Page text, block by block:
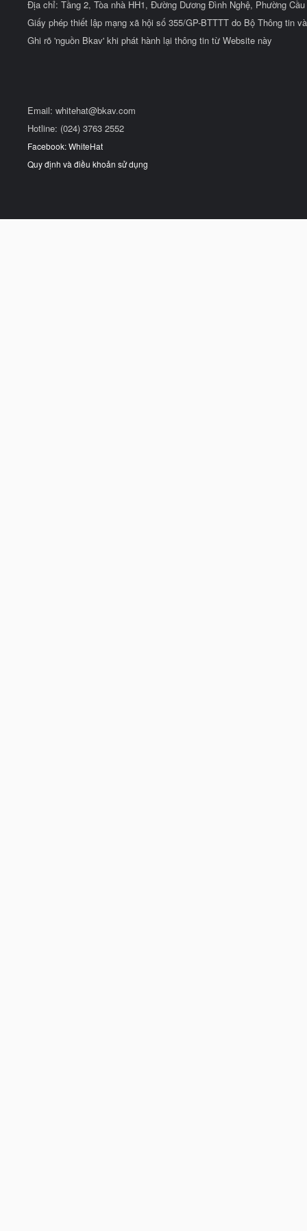
Địa chỉ: Tầng 2, Tòa nhà HH1, Đường Dương Đình Nghệ, Phường
Giấy phép thiết lập mạng xã hội số 355/GP-BTTTT do Bộ Thông tin
Ghi rõ 'nguồn Bkav' khi phát hành lại thông tin từ Website này
Email: whitehat@bkav.com
Hotline: (024) 3763 2552
Facebook: WhiteHat
Quy định và điều khoản sử dụng